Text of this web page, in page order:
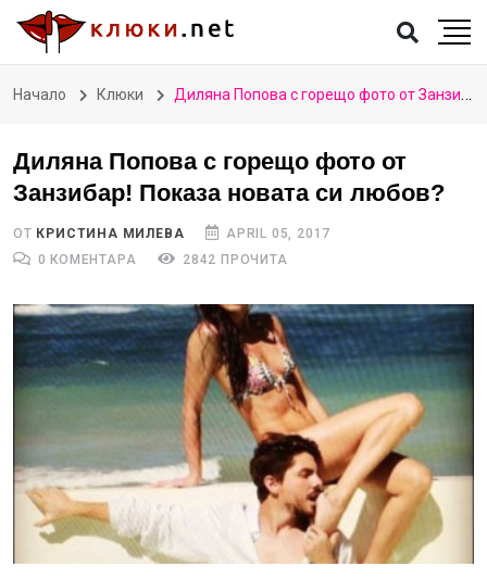
Начало Клюки Диляна Попова с горещо фото от Занзибар! Показа новата си любов?
Диляна Попова с горещо фото от
Занзибар! Показа новата си любов?
ОТ КРИСТИНА МИЛЕВА
APRIL 05, 2017
0 КОМЕНТАРА
2842 ПРОЧИТА